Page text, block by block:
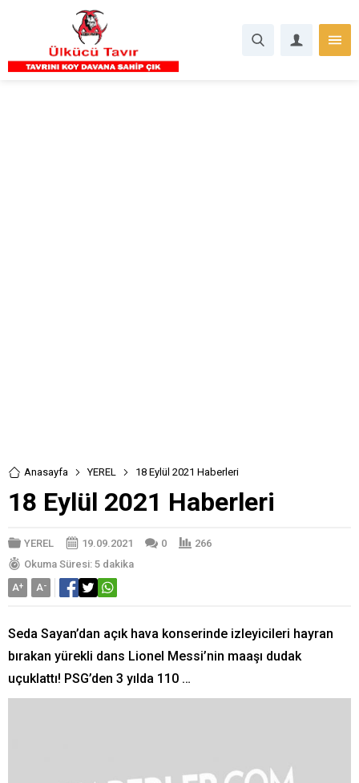
Anasayfa YEREL 18 Eylül 2021 Haberleri
18 Eylül 2021 Haberleri
YEREL 19.09.2021 0
266
Okuma Süresi: 5 dakika
A+ A-
Seda Sayan’dan açık hava konserinde izleyicileri hayran
bırakan yürekli dans Lionel Messi’nin maaşı dudak
uçuklattı! PSG’den 3 yılda 110 …